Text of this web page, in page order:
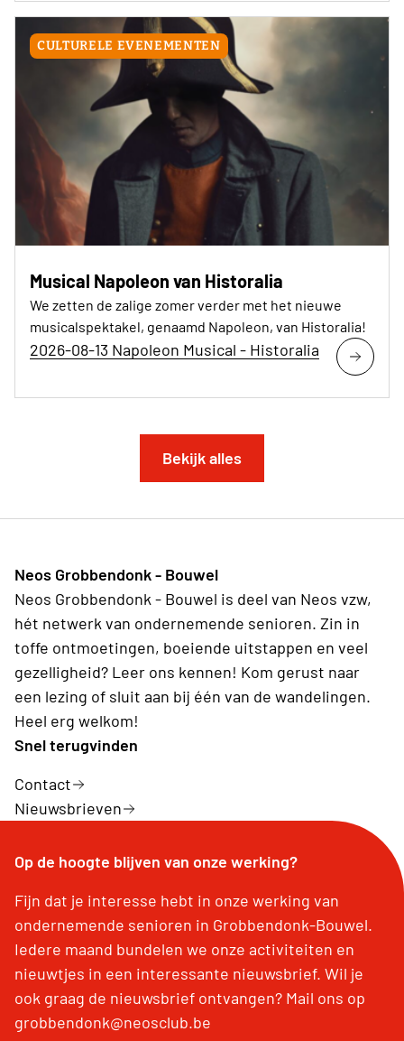
CULTURELE EVENEMENTEN
Musical Napoleon van Historalia
We zetten de zalige zomer verder met het nieuwe
musicalspektakel, genaamd Napoleon, van Historalia!
2026-08-13 Napoleon Musical - Historalia
Bekijk alles
Neos Grobbendonk - Bouwel
Neos Grobbendonk - Bouwel is deel van Neos vzw,
hét netwerk van ondernemende senioren. Zin in
toffe ontmoetingen, boeiende uitstappen en veel
gezelligheid? Leer ons kennen! Kom gerust naar
een lezing of sluit aan bij één van de wandelingen.
Heel erg welkom!
Snel terugvinden
Contact
Nieuwsbrieven
Op de hoogte blijven van onze werking?
Fijn dat je interesse hebt in onze werking van
ondernemende senioren in Grobbendonk-Bouwel.
Iedere maand bundelen we onze activiteiten en
nieuwtjes in een interessante nieuwsbrief. Wil je
ook graag de nieuwsbrief ontvangen? Mail ons op
grobbendonk@neosclub.be